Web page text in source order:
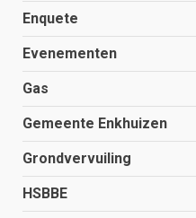
Enquete
Evenementen
Gas
Gemeente Enkhuizen
Grondvervuiling
HSBBE